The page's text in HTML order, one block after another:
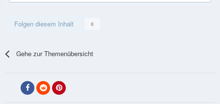
Folgen diesem Inhalt 0
Gehe zur Themenübersicht